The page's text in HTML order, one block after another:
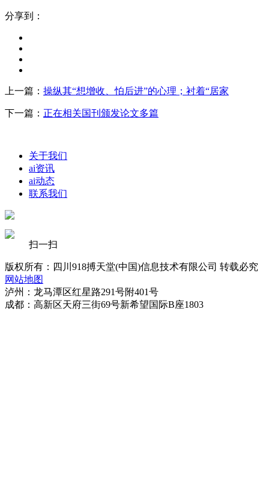
分享到：
上一篇： 操纵其“想增收、怕后进”的心理；衬着“居家
下一篇： 正在相关国刊颁发论文多篇
关于我们
ai资讯
ai动态
联系我们
扫一扫
版权所有：四川918搏天堂(中国)信息技术有限公司 转载必究
网站地图
泸州：龙马潭区红星路291号附401号
成都：高新区天府三街69号新希望国际B座1803